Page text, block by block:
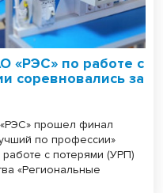
«РЭС» по работе с
соревновались за
прошел финал
по профессии»
работе с потерями (УРП)
«Региональные